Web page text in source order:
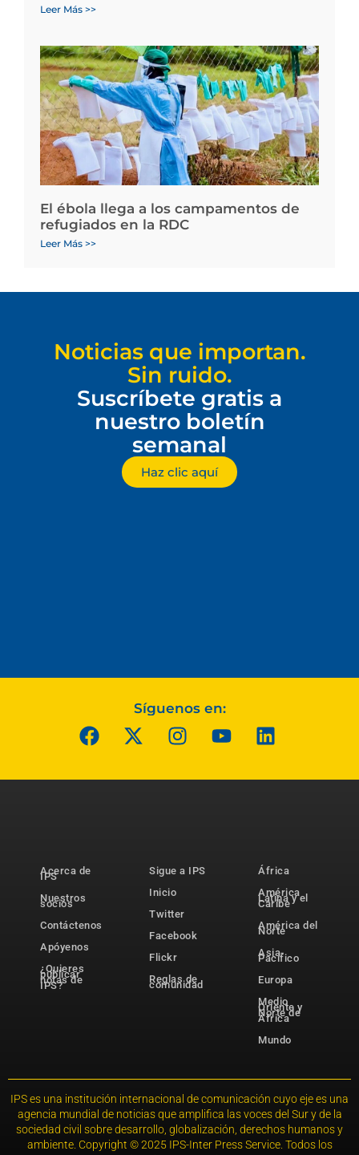
Leer Más >>
El ébola llega a los campamentos de
refugiados en la RDC
Leer Más >>
Noticias que importan.
Sin ruido.
Suscríbete gratis a
nuestro boletín
semanal
Haz clic aquí
Síguenos en:
Acerca de
IPS
Nuestros
socios
Contáctenos
Apóyenos
¿Quieres
publicar
notas de
IPS?
Sigue a IPS
Inicio
Twitter
Facebook
Flickr
Reglas de
comunidad
África
América
Latina y el
Caribe
América del
Norte
Asia-
Pacífico
Europa
Medio
Oriente y
Norte de
África
Mundo
IPS es una institución internacional de comunicación cuyo eje es una
agencia mundial de noticias que amplifica las voces del Sur y de la
sociedad civil sobre desarrollo, globalización, derechos humanos y
ambiente. Copyright © 2025 IPS-Inter Press Service. Todos los